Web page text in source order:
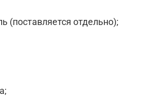
(поставляется отдельно);